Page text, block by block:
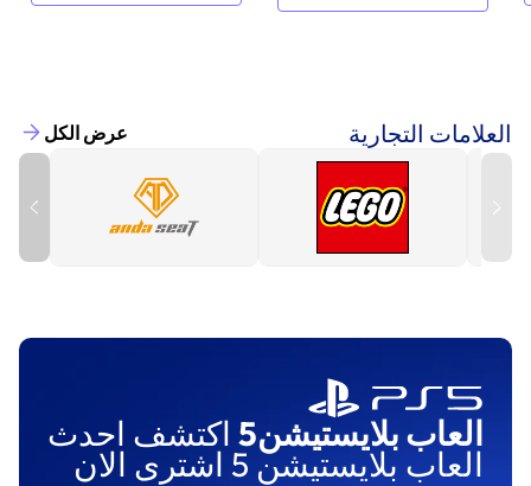
العلامات التجارية عرض الكل
العاب بلايستيشن5 اكتشف احدث
العاب بلايستيشن 5 اشترى الان